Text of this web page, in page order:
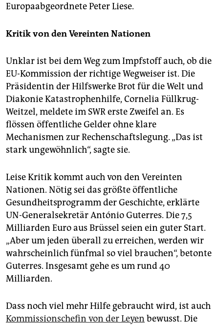
Europaabgeordnete Peter Liese.
Kritik von den Vereinten Nationen
Unklar ist bei dem Weg zum Impfstoff auch, ob die
EU-Kommission der richtige Wegweiser ist. Die
Präsidentin der Hilfswerke Brot für die Welt und
Diakonie Katastrophenhilfe, Cornelia Füllkrug-
Weitzel, meldete im SWR erste Zweifel an. Es
flössen öffentliche Gelder ohne klare
Mechanismen zur Rechenschaftslegung. „Das ist
stark ungewöhnlich“, sagte sie.
Leise Kritik kommt auch von den Vereinten
Nationen. Nötig sei das größte öffentliche
Gesundheitsprogramm der Geschichte, erklärte
UN-Generalsekretär António Guterres. Die 7,5
Milliarden Euro aus Brüssel seien ein guter Start.
„Aber um jeden überall zu erreichen, werden wir
wahrscheinlich fünfmal so viel brauchen“, betonte
Guterres. Insgesamt gehe es um rund 40
Milliarden.
Dass noch viel mehr Hilfe gebraucht wird, ist auch
Kommissionschefin von der Leyen bewusst. Die